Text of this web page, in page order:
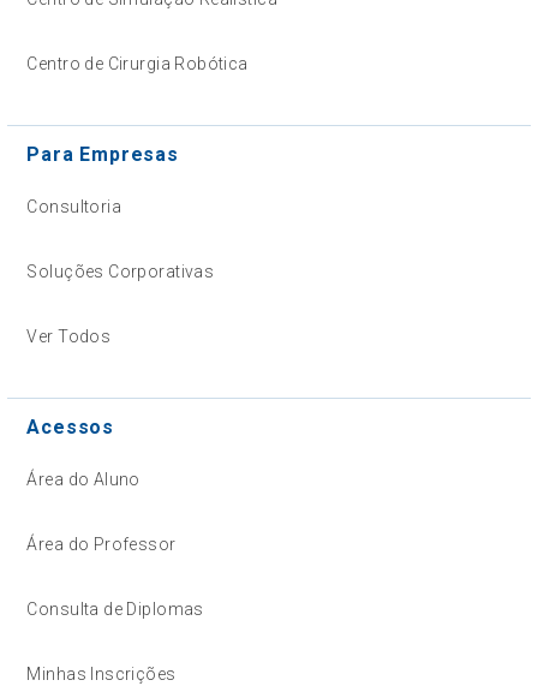
Centro de Cirurgia Robótica
Para Empresas
Consultoria
Soluções Corporativas
Ver Todos
Acessos
Área do Aluno
Área do Professor
Consulta de Diplomas
Minhas Inscrições